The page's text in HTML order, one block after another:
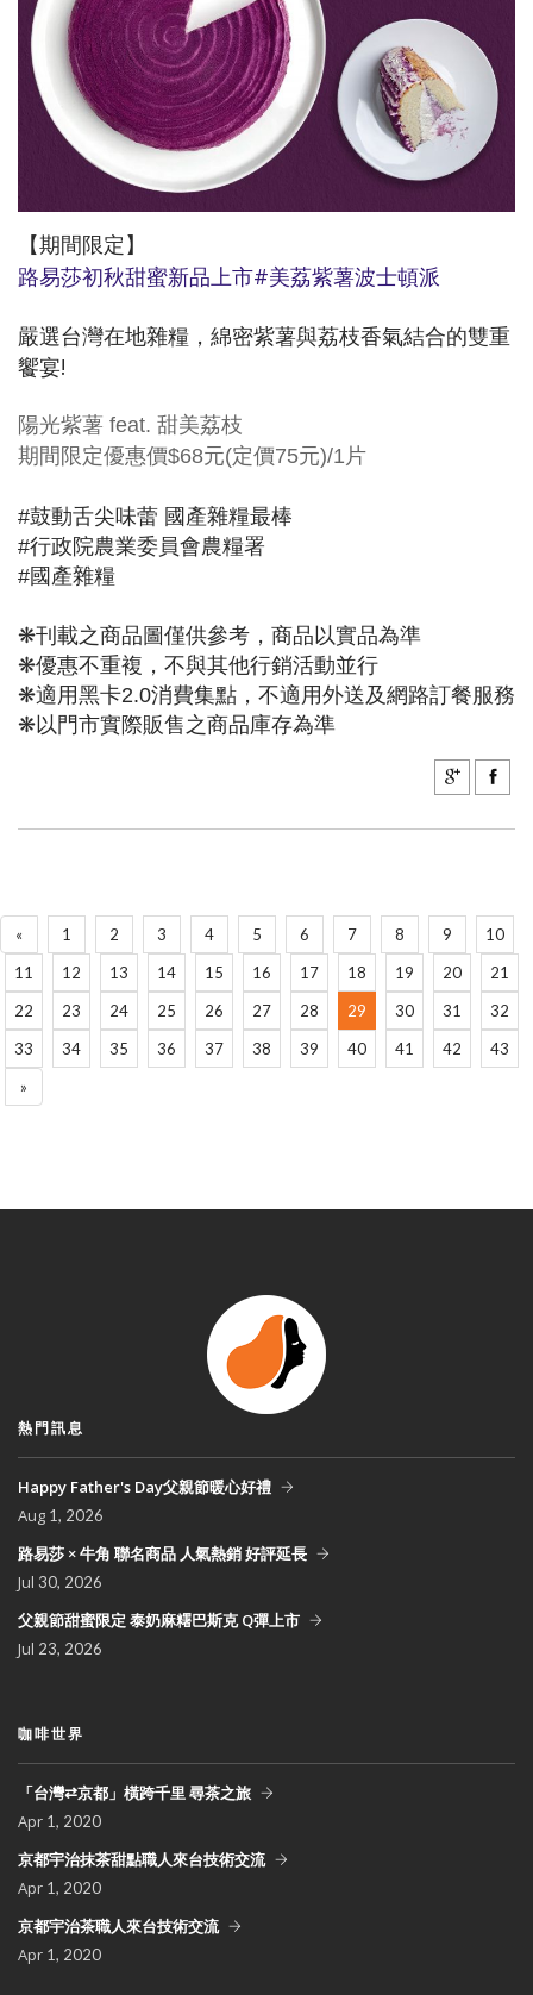
【期間限定】
路易莎初秋甜蜜新品上市#美荔紫薯波士頓派
嚴選台灣在地雜糧，綿密紫薯與荔枝香氣結合的雙重
饗宴!
陽光紫薯 feat. 甜美荔枝
期間限定優惠價$68元(定價75元)/1片
#鼓動舌尖味蕾 國產雜糧最棒
#行政院農業委員會農糧署
#國產雜糧
❋刊載之商品圖僅供參考，商品以實品為準
❋優惠不重複，不與其他行銷活動並行
❋適用黑卡2.0消費集點，不適用外送及網路訂餐服務
❋以門市實際販售之商品庫存為準
« 1 2 3 4 5 6 7 8 9
10
11
12 13 14 15 16 17 18 19 20
21
22
23 24 25 26 27 28 29 30 31
32
33
34 35 36 37 38 39 40 41 42
43
»
熱門訊息
Happy Father's Day父親節暖心好禮
Aug 1, 2026
路易莎 × 牛角 聯名商品 人氣熱銷 好評延長
Jul 30, 2026
父親節甜蜜限定 泰奶麻糬巴斯克 Q彈上市
Jul 23, 2026
咖啡世界
「台灣⇄京都」橫跨千里 尋茶之旅
Apr 1, 2020
京都宇治抹茶甜點職人來台技術交流
Apr 1, 2020
京都宇治茶職人來台技術交流
Apr 1, 2020